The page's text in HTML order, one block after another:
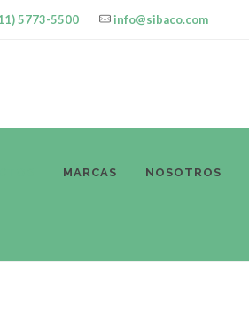
5773-5500 info@sibaco.com
MARCAS NOSOTROS